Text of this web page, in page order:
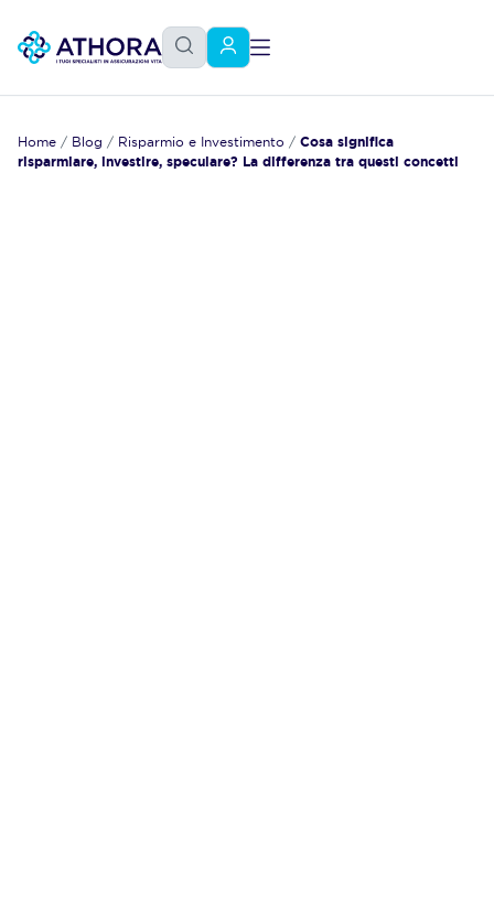
Home / Blog / Risparmio e Investimento / Cosa significa
risparmiare, investire, speculare? La differenza tra questi concetti